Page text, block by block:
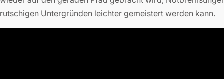
rutschigen Untergründen leichter gemeistert werden kann.